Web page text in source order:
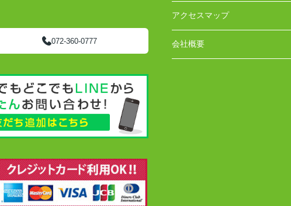
072-360-0777
アクセスマップ
会社概要